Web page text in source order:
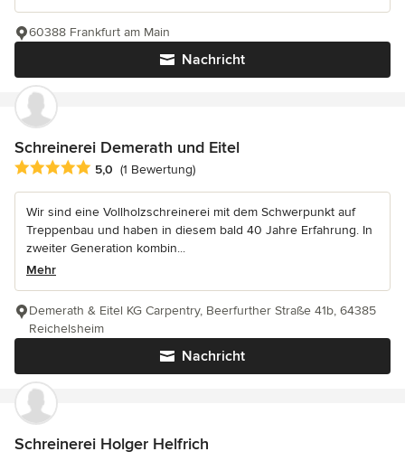
Nachricht
60388 Frankfurt am Main
Schreinerei Demerath und Eitel
Durchschnittliche Bewertung: 5 von 5 Sternen
5,0 (1 Bewertung)
Wir sind eine Vollholzschreinerei mit dem Schwerpunkt auf
Treppenbau und haben in diesem bald 40 Jahre Erfahrung. In
zweiter Generation kombin...
Mehr
Nachricht
Demerath & Eitel KG Carpentry, Beerfurther Straße 41b, 64385
Reichelsheim
Schreinerei Holger Helfrich